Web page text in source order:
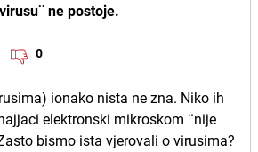
ne postoje.
0
ionako nista ne zna. Niko ih
elektronski mikroskom ¨nije
bismo ista vjerovali o virusima?